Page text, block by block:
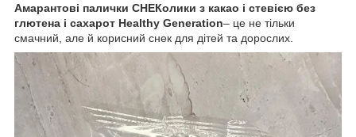
Амарантові палички СНЕКолики з какао і стевією без
глютена і сахарот Healthy Generation– це не тільки
смачний, але й корисний снек для дітей та дорослих.